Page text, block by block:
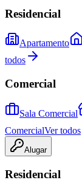
Residencial
Apartamento
todos
Comercial
Sala Comercial
ComercialVer todos
Alugar
Residencial